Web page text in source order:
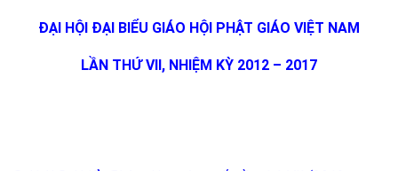
ĐẠI HỘI ĐẠI BIỂU GIÁO HỘI PHẬT GIÁO VIỆT NAM
LẦN THỨ VII, NHIỆM KỲ 2012 – 2017